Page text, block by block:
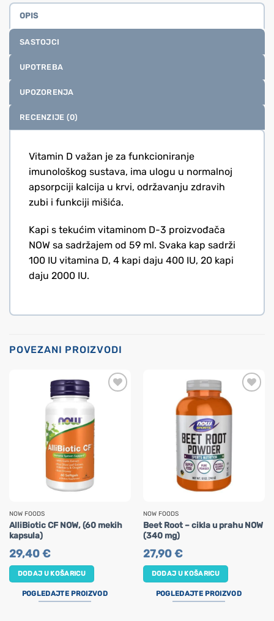
OPIS
SASTOJCI
UPOTREBA
UPOZORENJA
RECENZIJE (0)
Vitamin D važan je za funkcioniranje
imunološkog sustava, ima ulogu u normalnoj
apsorpciji kalcija u krvi, održavanju zdravih
zubi i funkciji mišića.
Kapi s tekućim vitaminom D-3 proizvođača
NOW sa sadržajem od 59 ml. Svaka kap sadrži
100 IU vitamina D, 4 kapi daju 400 IU, 20 kapi
daju 2000 IU.
POVEZANI PROIZVODI
NOW FOODS
AlliBiotic CF NOW, (60 mekih
kapsula)
29,40€
DODAJ U KOŠARICU
POGLEDAJTE PROIZVOD
NOW FOODS
Beet Root – cikla u prahu NOW
(340 mg)
27,90€
DODAJ U KOŠARICU
POGLEDAJTE PROIZVOD